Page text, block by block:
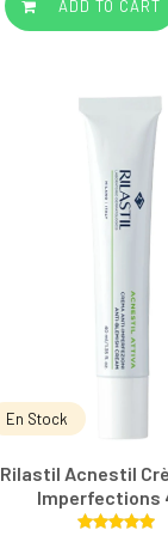
ADD TO CART
En Stock
Rilastil Acnestil
Imperfections